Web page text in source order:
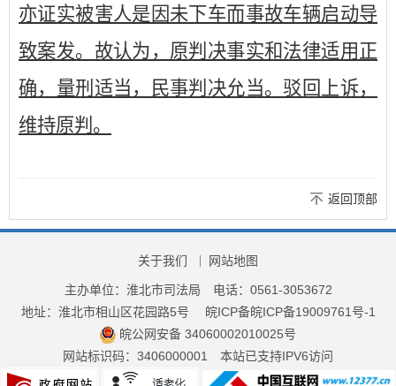
亦证实被害人是因未下车而事故车辆启动导
致案发。故认为，原判决事实和法律适用正
确，量刑适当，民事判决允当。驳回上诉，
维持原判。
返回顶部
关于我们 网站地图
主办单位：淮北市司法局
电话：0561-3053672
地址：淮北市相山区花园路5号
皖ICP备皖ICP备19009761号-1
皖公网安备 34060002010025号
网站标识码：3406000001
本站已支持IPV6访问